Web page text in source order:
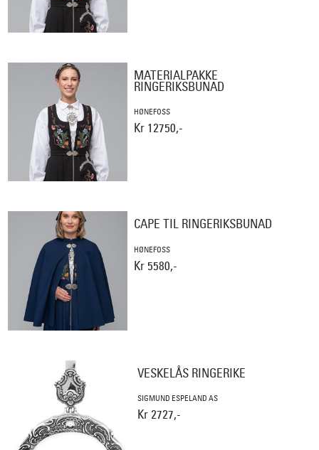
MATERIALPAKKE
RINGERIKSBUNAD
HØNEFOSS
Kr 12750,-
CAPE TIL RINGERIKSBUNAD
HØNEFOSS
Kr 5580,-
VESKELÅS RINGERIKE
SIGMUND ESPELAND AS
Kr 2727,-